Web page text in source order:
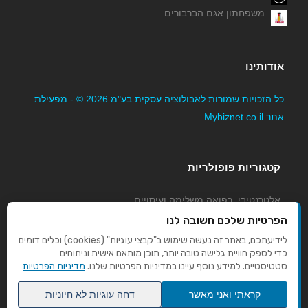
א.מ דודי שמש
משפחתון אגם הברבורים
אודותינו
כל הזכויות שמורות לאבולוציה עסקית בע"מ 2026 © - מפעילת
אתר Mybiznet.co.il
קטגוריות פופולריות
אלטרנטיבי, רפואה משלימה ועיסויים
גני ילדים, משפחתונים וצהרונים
קוסמטיקה טיפוח ויופי
מורים לנהיגה
הפרטיות שלכם חשובה לנו
לידיעתכם, באתר זה נעשה שימוש ב"קבצי עוגיות" (cookies) וכלים דומים
כדי לספק חוויית גלישה טובה יותר, תוכן מותאם אישית וניתוחים
סטטיסטיים. למידע נוסף עיינו במדיניות הפרטיות שלנו. מדיניות הפרטיות
קראתי ואני מאשר דחה עוגיות לא חיוניות